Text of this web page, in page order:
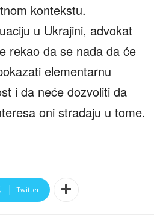
kontekstu.
u Ukrajini, advokat
rekao da se nada da će
elementarnu
i da neće dozvoliti da
oni stradaju u tome.
Twitter